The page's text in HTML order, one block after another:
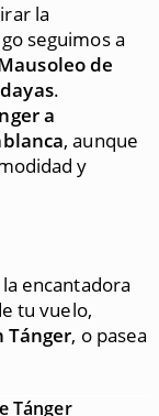
la
seguimos a
de
.
a
, aunque
y
encantadora
tu vuelo,
Tánger, o pasea
Tánger